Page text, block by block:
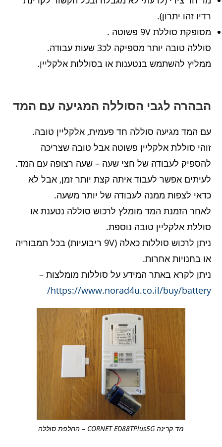
רדיו זהו יתרון).
מסופקת סוללת 9V פשוטה .
סוללה טובה יותר מספיקה לכ3 שעות עבודה.
ממליץ להשתמש בנטענות או בסוללות אלקליין.
הבהרה לגבי הסוללה המגיעה עם המד
עם המד מגיעה סוללה חד פעמית, אלקליין טובה.
זוהי סוללת אלקליין פשוטה אבל טובה שצריכה
להספיק לעבודה של חצי שעה – שעה רצופה עם המד.
לעיתים אפשר לעבוד איתה קצת יותר זמן, אבל לא
כדאי לצפות ממנה לעבודה של יותר משעה.
לאחר הזמנת המד מומלץ לרכוש סוללה נטענת או
סוללת אלקליין טובה נוספת.
ניתן לרכוש סוללות כאלה (9V ריבועיות) בכל תמבוריה
או בחנויות אחרות.
ניתן לקרא באתר המידע על סוללות מומלצות –
https://www.norad4u.co.il/buy/battery/
מד קרינה CORNET ED88TPlus5G – החלפת סוללה